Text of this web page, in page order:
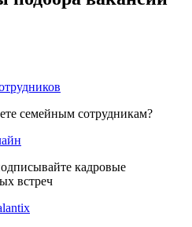
семейным сотрудникам?
кадровые
встреч